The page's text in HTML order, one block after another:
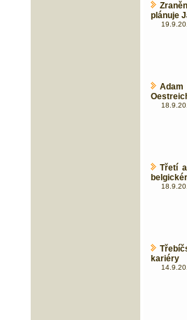
plánuje
Adam
Třetí
kariéry